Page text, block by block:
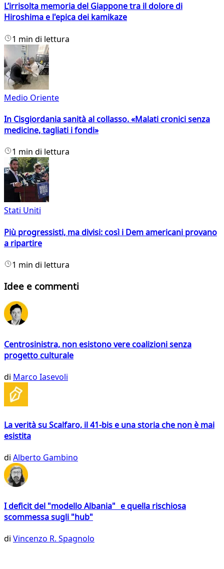
L’irrisolta memoria del Giappone tra il dolore di
Hiroshima e l'epica dei kamikaze
1 min di lettura
Medio Oriente
In Cisgiordania sanità al collasso. «Malati cronici senza
medicine, tagliati i fondi»
1 min di lettura
Stati Uniti
Più progressisti, ma divisi: così i Dem americani provano
a ripartire
1 min di lettura
Idee e commenti
Centrosinistra, non esistono vere coalizioni senza
progetto culturale
di Marco Iasevoli
La verità su Scalfaro, il 41-bis e una storia che non è mai
esistita
di Alberto Gambino
I deficit del "modello Albania" e quella rischiosa
scommessa sugli "hub"
di Vincenzo R. Spagnolo